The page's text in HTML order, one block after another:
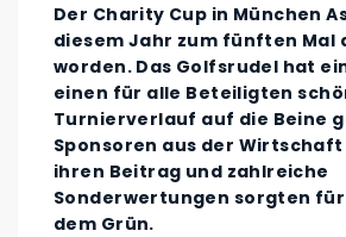
Der Charity Cup in München
diesem Jahr zum fünften Mal
worden. Das Golfsrudel hat
einen für alle Beteiligten
Turnierverlauf auf die Beine
Sponsoren aus der
ihren Beitrag und zahlreiche
Sonderwertungen sorgten
dem Grün.